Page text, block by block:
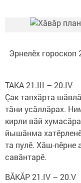
Эрнелӗх гороскоп
ТАКА 21.III – 20.IV
Çак тапхăрта
тăни усăллăрах.
кирли вăй
йышăнма
та пулӗ. Хăш-пӗрне
савăнтарӗ.​ ​ ​
ВĂКĂР 21.IV – 20.V